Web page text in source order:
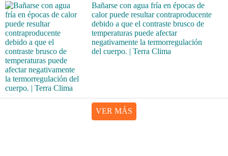
Bañarse con agua fría en épocas de
calor puede resultar contraproducente
debido a que el contraste brusco de
temperaturas puede afectar
negativamente la termorregulación
del cuerpo. | Terra Clima
VER MÁS